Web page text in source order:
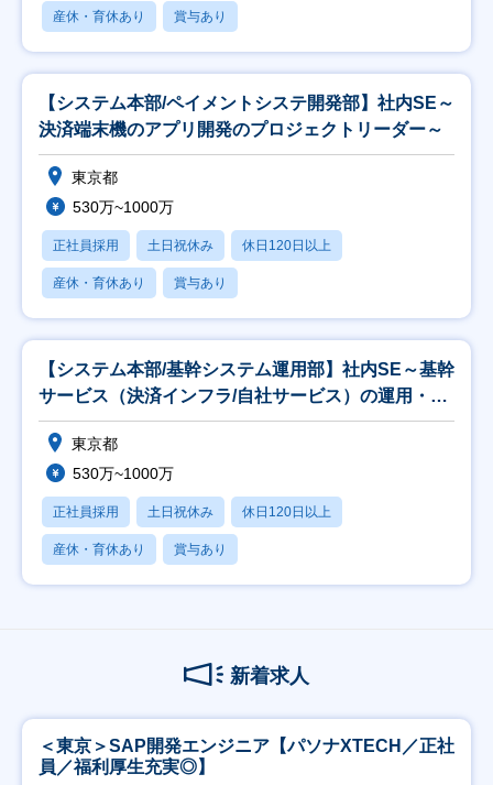
産休・育休あり 賞与あり
【システム本部/ペイメントシステ開発部】社内SE～
決済端末機のアプリ開発のプロジェクトリーダー～
東京都
530万~1000万
正社員採用 土日祝休み 休日120日以上
産休・育休あり 賞与あり
【システム本部/基幹システム運用部】社内SE～基幹
サービス（決済インフラ/自社サービス）の運用・機
能
東京都
530万~1000万
正社員採用 土日祝休み 休日120日以上
産休・育休あり 賞与あり
新着求人
＜東京＞SAP開発エンジニア【パソナXTECH／正社
員／福利厚生充実◎】